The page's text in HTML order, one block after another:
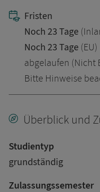
Fristen
Noch 23 Tage
Noch 23 Tage (EU)
abgelaufen (Nicht
Bitte Hinweise
Überblick und
Studientyp
grundständig
Zulassungssemester